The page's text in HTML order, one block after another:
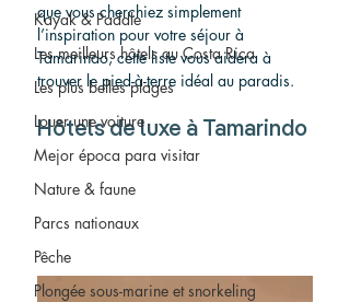
Kayak & Paddle
Les meilleurs hôtels au Costa Rica
Les plus belles plages
Louer une voiture
Mejor época para visitar
Nature & faune
Parcs nationaux
Pêche
Plongée sous-marine et snorkeling
que vous cherchiez simplement
l’inspiration pour votre séjour à
Tamarindo, cette liste vous aidera à
trouver le pied-à-terre idéal au paradis.
Hôtels de luxe à Tamarindo